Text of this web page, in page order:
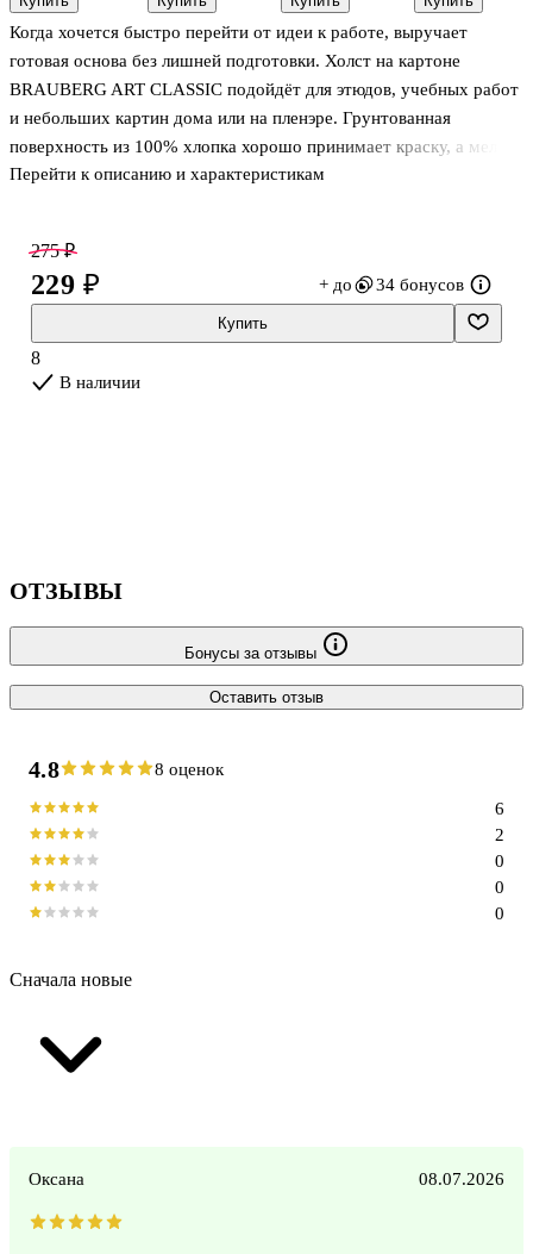
Когда хочется быстро перейти от идеи к работе, выручает
готовая основа без лишней подготовки. Холст на картоне
BRAUBERG ART CLASSIC подойдёт для этюдов, учебных работ
и небольших картин дома или на пленэре. Грунтованная
поверхность из 100% хлопка хорошо принимает краску, а мелкое
зерно помогает аккуратно прорабатывать детали и получать
Формат 250×350.
Перейти к описанию и характеристикам
"Морячка"
200г/м2, цвет
молочный,
Холдинг
круглый,
100%
хлопок,
BRAUBERG
ART
CLASSIC
флуоресцентные,
Малевичъ
хамелеоны,
к/к,
Малевичъ
275 ₽
229 ₽ + до 34 бонусов
Купить
8
В наличии
ОТЗЫВЫ
Бонусы за отзывы
Оставить отзыв
4.8 8 оценок
0
0
0
2
6
Сначала новые
Оксана 08.07.2026